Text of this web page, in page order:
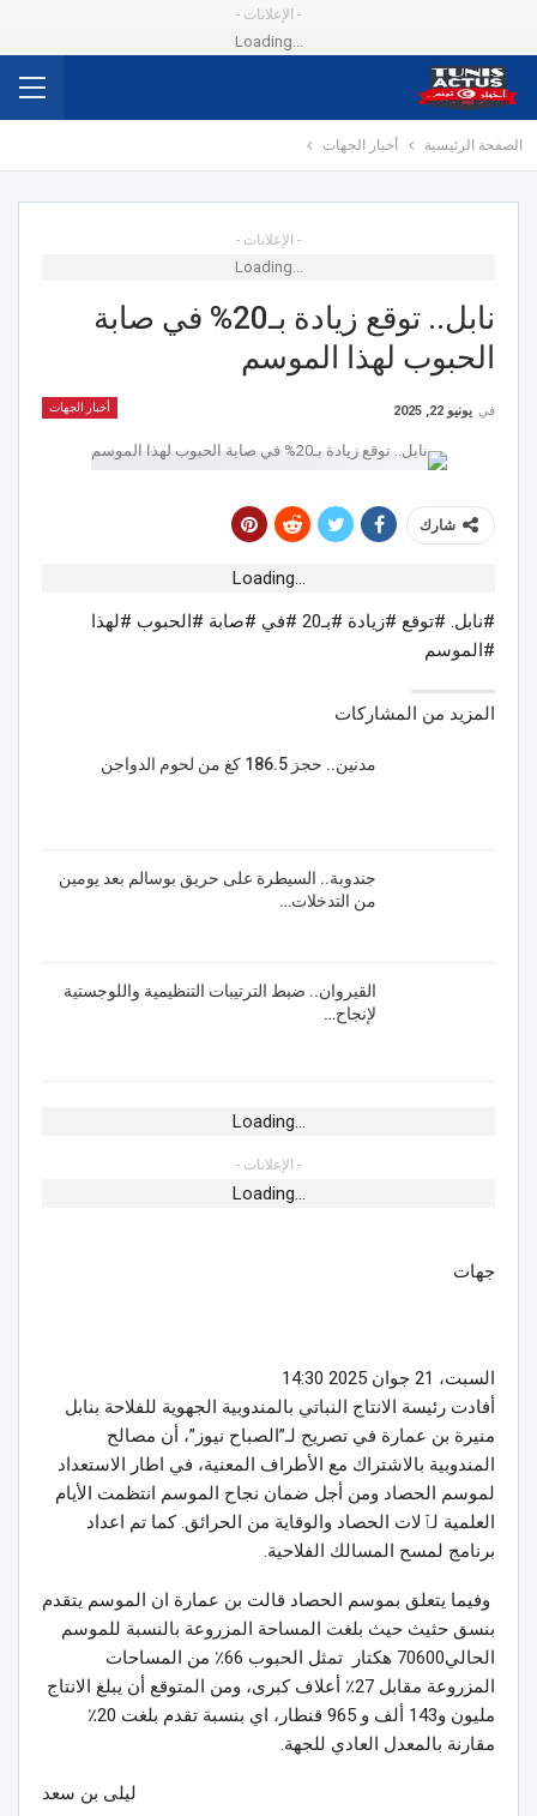
- الإعلانات -
Loading...
الصفحة الرئيسية أخبار الجهات
- الإعلانات -
Loading...
نابل.. توقع زيادة بـ20% في صابة
الحبوب لهذا الموسم
أخبار الجهات في يونيو 22, 2025
شارك
Loading...
#نابل. #توقع #زيادة #بـ20 #في #صابة #الحبوب #لهذا
#الموسم
المزيد من المشاركات
مدنين.. حجز 186.5 كغ من لحوم الدواجن
جندوبة.. السيطرة على حريق بوسالم بعد يومين
من التدخلات…
القيروان.. ضبط الترتيبات التنظيمية واللوجستية
لإنجاح…
Loading...
- الإعلانات -
Loading...
جهات
السبت، 21 جوان 2025 14:30
أفادت رئيسة الانتاج النباتي بالمندوبية الجهوية للفلاحة بنابل
منيرة بن عمارة في تصريح لـ”الصباح نيوز”، أن مصالح
المندوبية بالاشتراك مع الأطراف المعنية، في اطار الاستعداد
لموسم الحصاد ومن أجل ضمان نجاح الموسم انتظمت الأيام
العلمية لٱلات الحصاد والوقاية من الحرائق. كما تم اعداد
برنامج لمسح المسالك الفلاحية.
وفيما يتعلق بموسم الحصاد قالت بن عمارة ان الموسم يتقدم
بنسق حثيث حيث بلغت المساحة المزروعة بالنسبة للموسم
الحالي70600 هكتار تمثل الحبوب 66٪ من المساحات
المزروعة مقابل 27٪ أعلاف كبرى، ومن المتوقع أن يبلغ الانتاج
مليون و143 ألف و 965 قنطار، اي بنسبة تقدم بلغت 20٪
مقارنة بالمعدل العادي للجهة.
ليلى بن سعد